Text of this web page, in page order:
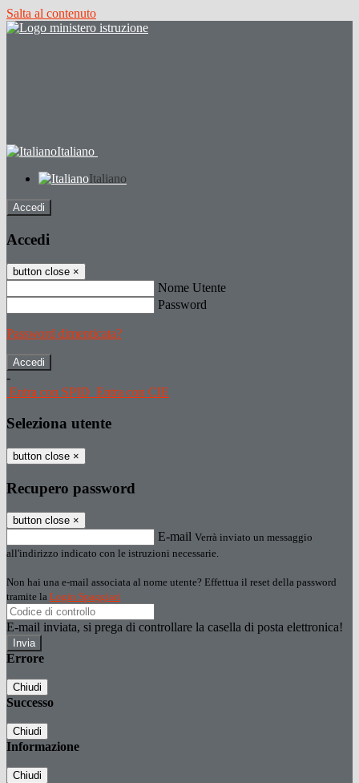
Salta al contenuto
Italiano
Italiano
Accedi
Accedi
button close ×
Nome Utente
Password
Password dimenticata?
-
Entra con SPID Entra con CIE
Seleziona utente
button close ×
Recupero password
button close ×
E-mail Verrà inviato un messaggio
all'indirizzo indicato con le istruzioni necessarie.
Non hai una e-mail associata al nome utente? Effettua il reset della password
tramite la Login Spaggiari
E-mail inviata, si prega di controllare la casella di posta elettronica!
Errore
Chiudi
Successo
Chiudi
Informazione
Chiudi